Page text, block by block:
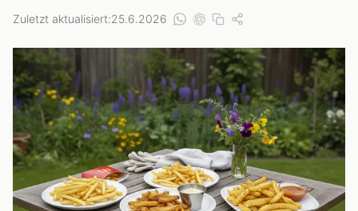
Zuletzt aktualisiert:25.6.2026